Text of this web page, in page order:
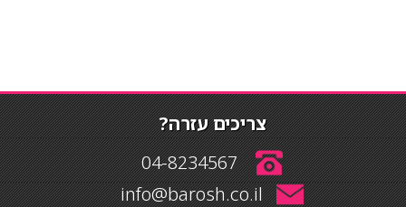
צריכים עזרה?
04-8234567
info@barosh.co.il